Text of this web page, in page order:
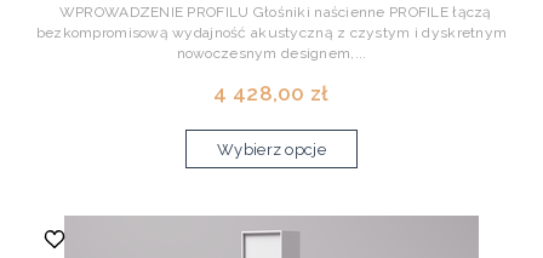
WPROWADZENIE PROFILU Głośniki naścienne PROFILE łączą
bezkompromisową wydajność akustyczną z czystym i dyskretnym
nowoczesnym designem,...
4 428,00 zł
Wybierz opcje